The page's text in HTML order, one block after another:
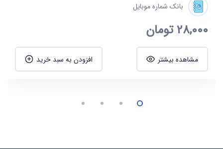
بانک شماره موبایل
28,000تومان
مشاهده بیشتر افزودن به سبد خرید